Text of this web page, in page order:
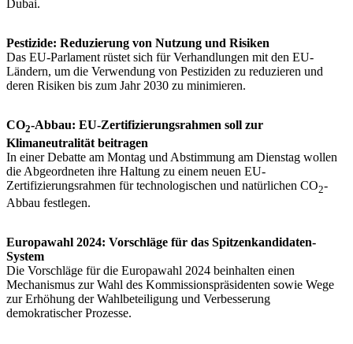
Dubai.
Pestizide: Reduzierung von Nutzung und Risiken
Das EU-Parlament rüstet sich für Verhandlungen mit den EU-
Ländern, um die Verwendung von Pestiziden zu reduzieren und
deren Risiken bis zum Jahr 2030 zu minimieren.
CO2-Abbau: EU-Zertifizierungsrahmen soll zur
Klimaneutralität beitragen
In einer Debatte am Montag und Abstimmung am Dienstag wollen
die Abgeordneten ihre Haltung zu einem neuen EU-
Zertifizierungsrahmen für technologischen und natürlichen CO2-
Abbau festlegen.
Europawahl 2024: Vorschläge für das Spitzenkandidaten-
System
Die Vorschläge für die Europawahl 2024 beinhalten einen
Mechanismus zur Wahl des Kommissionspräsidenten sowie Wege
zur Erhöhung der Wahlbeteiligung und Verbesserung
demokratischer Prozesse.